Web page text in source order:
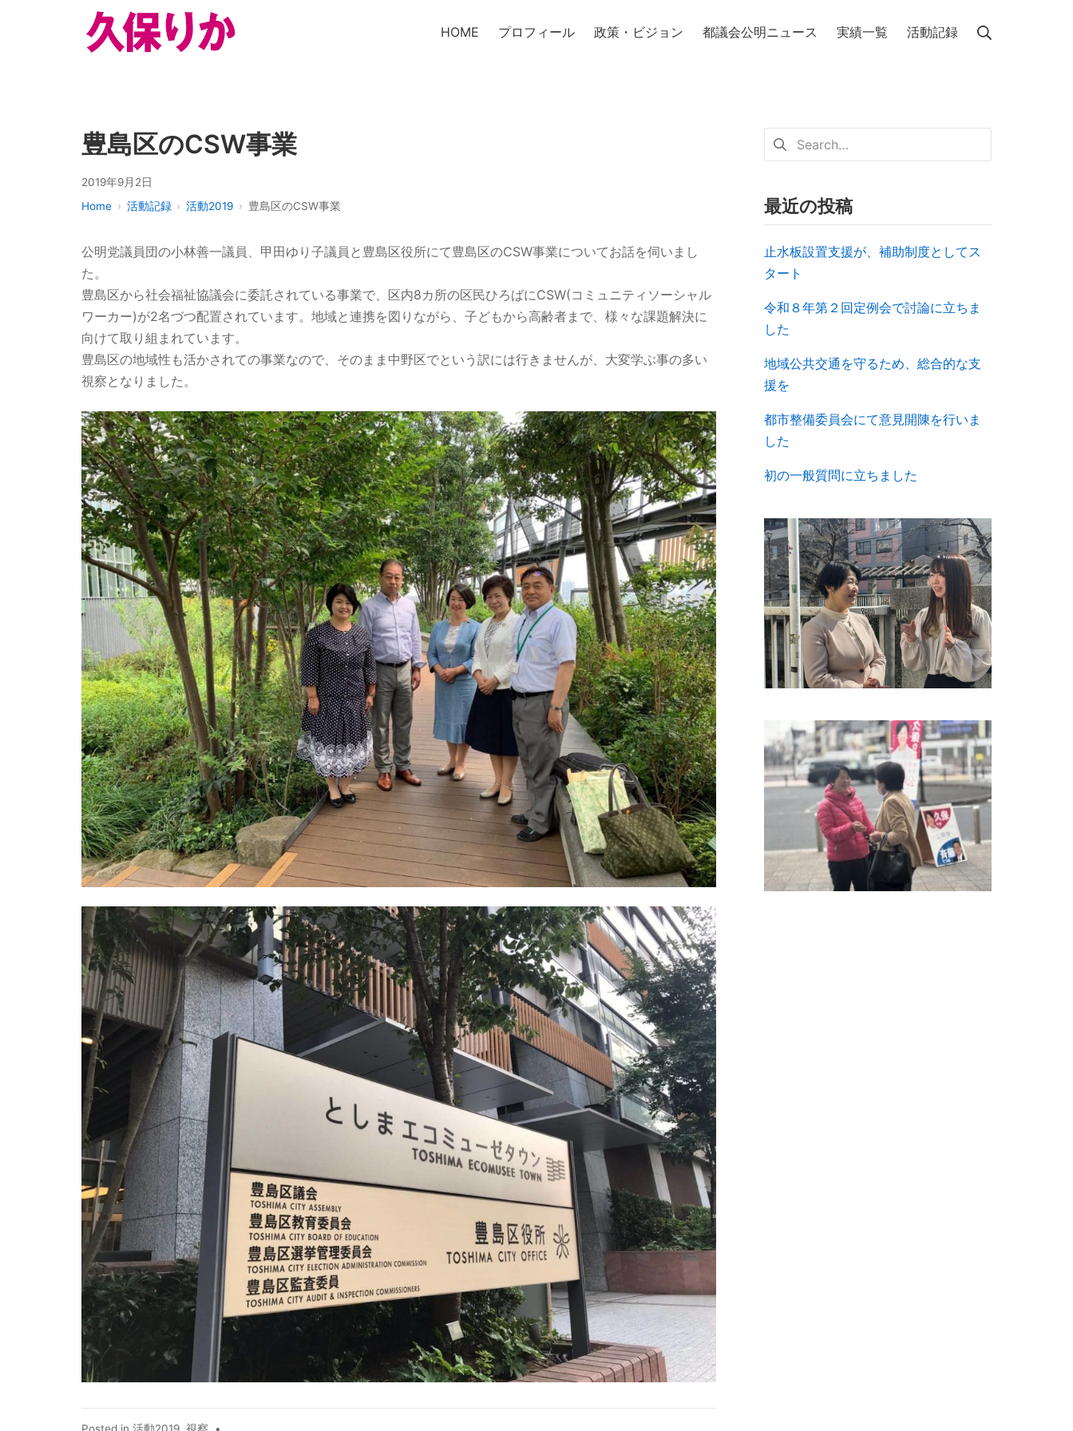
HOME プロフィール 政策・ビジョン 都議会公明ニュース 実績一覧 活動記録
豊島区のCSW事業
2019年9月2日
Home
活動記録 活動2019 豊島区のCSW事業
公明党議員団の小林善一議員、甲田ゆり子議員と豊島区役所にて豊島区のCSW事業についてお話を伺いまし
た。
豊島区から社会福祉協議会に委託されている事業で、区内8カ所の区民ひろばにCSW(コミュニティソーシャル
ワーカー)が2名づつ配置されています。地域と連携を図りながら、子どもから高齢者まで、様々な課題解決に
向けて取り組まれています。
豊島区の地域性も活かされての事業なので、そのまま中野区でという訳には行きませんが、大変学ぶ事の多い
視察となりました。
最近の投稿
止水板設置支援が、補助制度としてス
タート
令和８年第２回定例会で討論に立ちま
した
地域公共交通を守るため、総合的な支
援を
都市整備委員会にて意見開陳を行いま
した
初の一般質問に立ちました